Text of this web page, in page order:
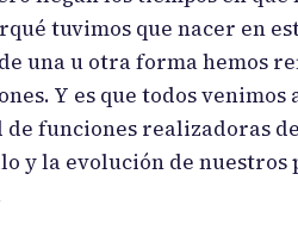
tuvimos que nacer en
una u otra forma hemos
Y es que todos
funciones realizadoras
y la evolución de nuestros